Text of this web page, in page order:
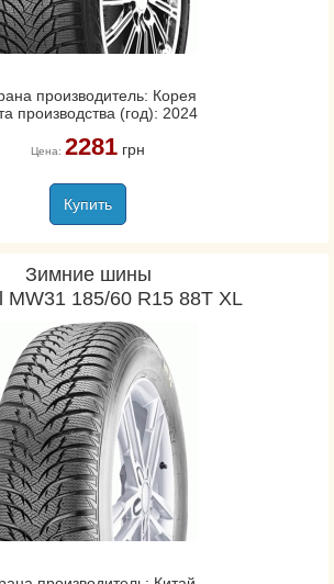
производитель: Корея
производства (год): 2024
Цена: 2281грн
Купить
Зимние шины
MW31 185/60 R15 88T XL